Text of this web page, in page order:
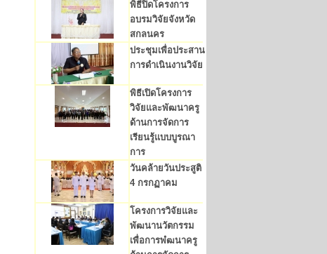
พิธีปิดโครงการ
อบรมวิจัยจังหวัด
สกลนคร
ประชุมเพื่อประสาน
การดำเนินงานวิจัย
พิธีเปิดโครงการ
วิจัยและพัฒนาครู
ด้านการจัดการ
เรียนรู้แบบบูรณา
การ
วันคล้ายวันประสูติ
4 กรกฏาคม
โครงการวิจัยและ
พัฒนานวัตกรรม
เพื่อการพํฒนาครู